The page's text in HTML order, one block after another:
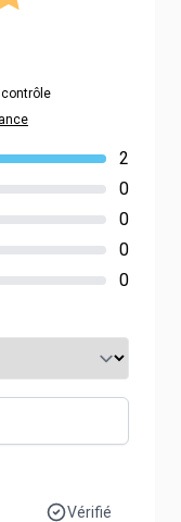
2
0
0
0
0
Vérifié